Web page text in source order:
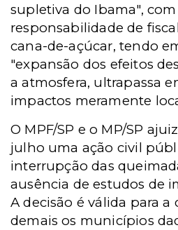
supletiva do Ibama", com
responsabilidade de
cana-de-açúcar, tendo
"expansão dos efeitos
a atmosfera, ultrapassa
impactos meramente
O MPF/SP e o MP/SP
julho uma ação civil
interrupção das
ausência de estudos de
A decisão é válida para a
demais os municípios